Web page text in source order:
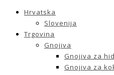
Hrvatska
Slovenija
Trgovina
Gnojiva
Gnojiva za
Gnojiva za